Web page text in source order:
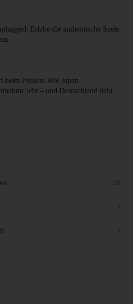
Erlebe die authentische Seele
beim Parken: Wie Japan
lebt – und Deutschland tickt
56
1
1